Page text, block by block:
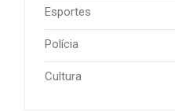
Esportes
Polícia
Cultura